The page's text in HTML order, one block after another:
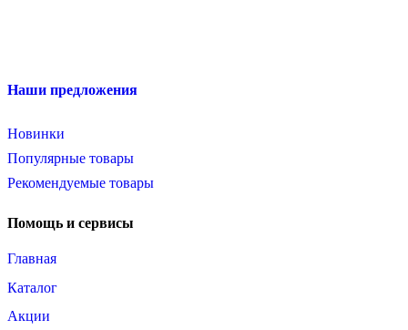
Наши предложения
Новинки
Популярные товары
Рекомендуемые товары
Помощь и сервисы
Главная
Каталог
Акции